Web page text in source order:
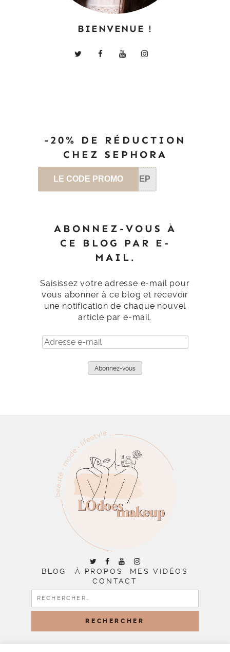
BIENVENUE !
-20% DE RÉDUCTION
CHEZ SEPHORA
LE CODE PROMO SEP
ABONNEZ-VOUS À
CE BLOG PAR E-
MAIL.
Saisissez votre adresse e-mail pour
vous abonner à ce blog et recevoir
une notification de chaque nouvel
article par e-mail.
Adresse
e-
Abonnez-vous
BLOG À PROPOS
MES VIDÉOS
CONTACT
RECHERCHER :